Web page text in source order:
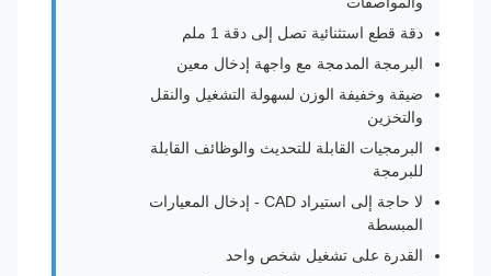
دقة قطع استثنائية تصل إلى دقة 1 ملم
البرمجة المدمجة مع واجهة إدخال معين
ضيقة وخفيفة الوزن لسهولة التشغيل والنقل
والتخزين
البرمجيات القابلة للتحديث والوظائف القابلة
للبرمجة
لا حاجة إلى استيراد CAD - إدخال المعيارات
المبسطة
القدرة على تشغيل شخص واحد